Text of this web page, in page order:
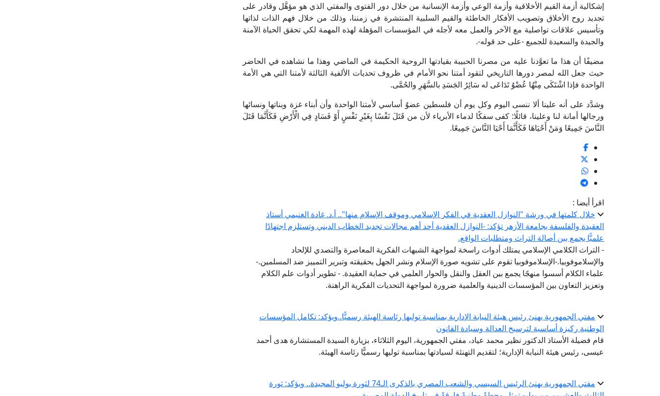
إشكالية أزمة القيم الأخلاقية وأزمة الوعي وأزمة الإنسانية من خلال دور الفتوى والمفتي الذي هو مؤهَّل وقادر على
تجديد روح الأخلاق وتصويب الأفكار الخاطئة والقيم السلبية المنتشرة في زمننا، وذلك من خلال فهم الذات لذاتها
وتأسيس علاقات تواصلية مع الآخر والعمل معه لأجله في المؤسسات المؤهلة لهذه المهمة لكي تحقق الحياة الآمنة
والجيدة والسعيدة للجميع -على حد قوله-.
مضيفًا أن هذا ما تعوَّدنا عليه من مصرنا الحبيبة بقيادتها الروحية الحكيمة في الماضي وهذا ما نشاهده في الحاضر
حيث جعل الله لمصر دورها التاريخي لتقود أمتنا نحو الأمام في ظروف تحديات الألفية الثالثة لأمتنا التي هي الأمة
الواحدة فإذا اشْتَكَى مِنْهُا عُضْوٌ تَدَاعَى له سَائِرُ الجَسَدِ بالسَّهَرِ والحُمَّى.
وشدَّد على أنه علينا ألا ننسى اليوم وكل يوم أن فلسطين عضوٌ أساسي لأمتنا الواحدة وأن أبناء غزة وبناتها ونسائها
ورجالها أمانة لنا وعلينا، قائلًا: كفى سفكًا لدماء الأبرياء لأن من قَتَلَ نَفْسًا بِغَيْرِ نَفْسٍ أَوْ فَسَادٍ فِي الْأَرْضِ فَكَأَنَّمَا قَتَلَ
النَّاسَ جَمِيعًا وَمَنْ أَحْيَاهَا فَكَأَنَّمَا أَحْيَا النَّاسَ جَمِيعًا.
اقرأ أيضا :
خلال كلمتها في ورشة "النوازل العقدية في الفكر الإسلامي وموقف الإسلام منها".. أ.د. غادة الغنيمي أستاذ
العقيدة والفلسفة بجامعة الأزهر تؤكد: -النوازل العقدية أحد أهم مجالات تجديد الخطاب الديني وتستلزم اجتهادًا
علميًّا يجمع بين أصالة التراث ومتطلبات الواقع.
- التراث الكلامي الإسلامي يمتلك أدوات راسخة لمواجهة الشبهات الفكرية المعاصرة والتصدي للإلحاد
والإسلاموفوبيا.-الإسلاموفوبيا تقوم على تشويه صورة الإسلام ونشر الجهل بحقيقته وتبرير التمييز ضد المسلمين.-
علماء الكلام أسسوا منهجًا يجمع بين العقل والنقل والحوار العلمي في حماية العقيدة. - تطوير أدوات علم الكلام
وتعزيز التعاون بين المؤسسات الدينية والعلمية ضرورة لمواجهة التحديات الفكرية الراهنة.
مفتي الجمهورية يهنئ رئيس هيئة النيابة الإدارية بمناسبة توليها رئاسة الهيئة رسميًّا..ويؤكد: تكامل المؤسسات
الوطنية ركيزة أساسية لترسيخ العدالة وسيادة القانون
قام فضيلة الأستاذ الدكتور نظير محمد عياد، مفتي الجمهورية، اليوم الثلاثاء، بزيارة السيدة المستشارة هدى أحمد
عيسى، رئيس هيئة النيابة الإدارية؛ لتقديم التهنئة لسيادتها بمناسبة توليها رسميًّا رئاسة الهيئة.
مفتي الجمهورية يهنئ الرئيس السيسي والشعب المصري بالذكرى الـ74 لثورة يوليو المجيدة.. ويؤكد: ثورة